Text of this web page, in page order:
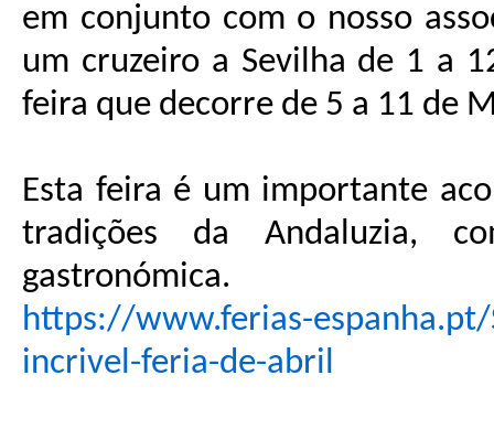
em conjunto com o nosso
um cruzeiro a Sevilha de 1 a
feira que decorre de 5 a 11 de
Esta feira é um importante
tradições da Andaluzia,
gastronómica.
https://www.ferias-
incrivel-feria-de-abril